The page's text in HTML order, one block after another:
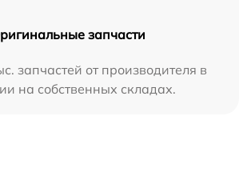
запчасти
запчастей от производителя в
на собственных складах.